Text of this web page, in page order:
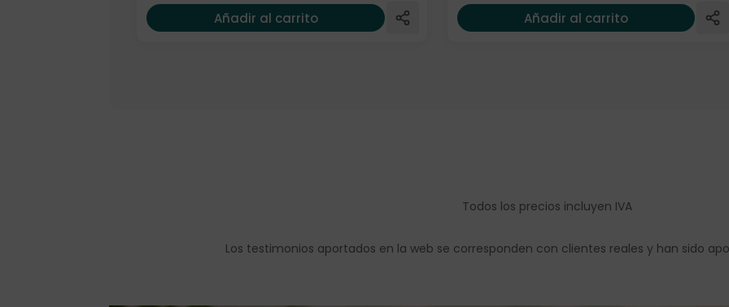
Añadir al carrito Añadir al carrito
Todos los precios incluyen IVA
Los testimonios aportados en la web se corresponden con clientes reales y han sido